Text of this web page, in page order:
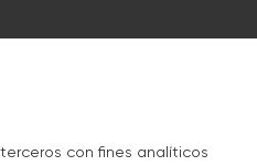
Barcelonacon fines analíticos